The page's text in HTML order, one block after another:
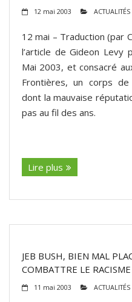
12 mai 2003 ACTUALITÉS
12 mai – Traduction (par
l’article de Gideon Levy
Mai 2003, et consacré
Frontières, un corps de
dont la mauvaise
pas au fil des ans.
Lire plus
JEB BUSH, BIEN MAL
COMBATTRE LE RACISME
11 mai 2003 ACTUALITÉS